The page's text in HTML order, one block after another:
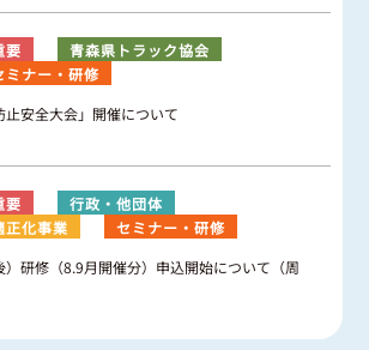
要
青森県トラック協会
ミナー・研修
安全大会」開催について
要
行政・他団体
正化事業
セミナー・研修
研修（8.9月開催分）申込開始について（周